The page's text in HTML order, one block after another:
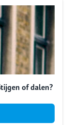
of dalen?